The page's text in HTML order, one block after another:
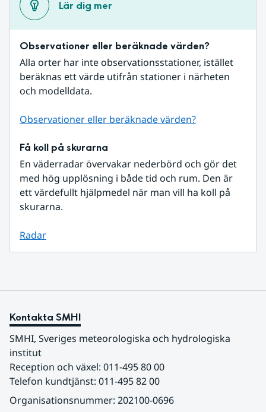
Lär dig mer
Observationer eller beräknade värden?
Alla orter har inte observationsstationer, istället
beräknas ett värde utifrån stationer i närheten
och modelldata.
Observationer eller beräknade värden?
Få koll på skurarna
En väderradar övervakar nederbörd och gör det
med hög upplösning i både tid och rum. Den är
ett värdefullt hjälpmedel när man vill ha koll på
skurarna.
Radar
Kontakta SMHI
SMHI, Sveriges meteorologiska och hydrologiska
institut
Reception och växel: 011-495 80 00
Telefon kundtjänst: 011-495 82 00
Organisationsnummer: 202100-0696